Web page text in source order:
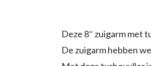
Deze 8″ zuigarm met
De zuigarm hebben